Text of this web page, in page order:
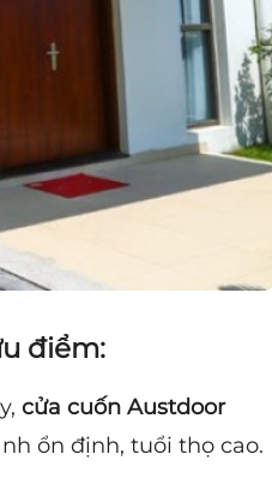
điểm:
cửa cuốn Austdoor
ổn định, tuổi thọ cao.